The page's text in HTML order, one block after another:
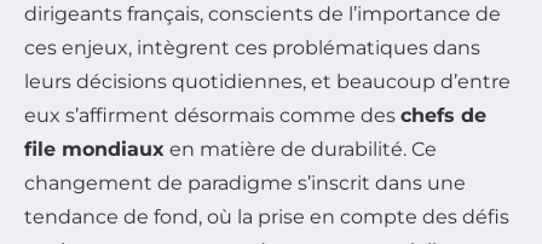
dirigeants français, conscients de l’importance de
ces enjeux, intègrent ces problématiques dans
leurs décisions quotidiennes, et beaucoup d’entre
eux s’affirment désormais comme des chefs de
file mondiaux en matière de durabilité. Ce
changement de paradigme s’inscrit dans une
tendance de fond, où la prise en compte des défis